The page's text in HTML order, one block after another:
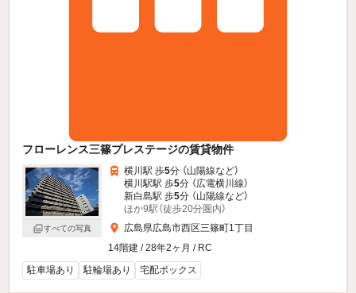
フローレンス三篠プレステージの賃貸物件
すべての写真
横川駅 歩5分 （山陽線など）
横川駅駅 歩5分 （広電横川線）
新白島駅 歩5分 （山陽線など）
ほか9駅（徒歩20分圏内）
広島県広島市西区三篠町1丁目
14階建 / 28年2ヶ月 / RC
駐車場あり
駐輪場あり 宅配ボックス